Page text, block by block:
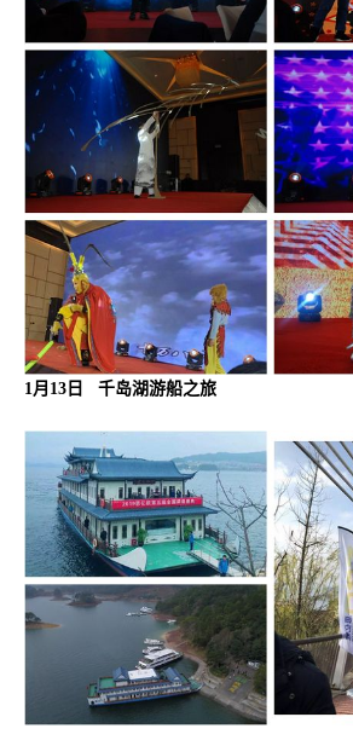
1月13日 千岛湖游船之旅